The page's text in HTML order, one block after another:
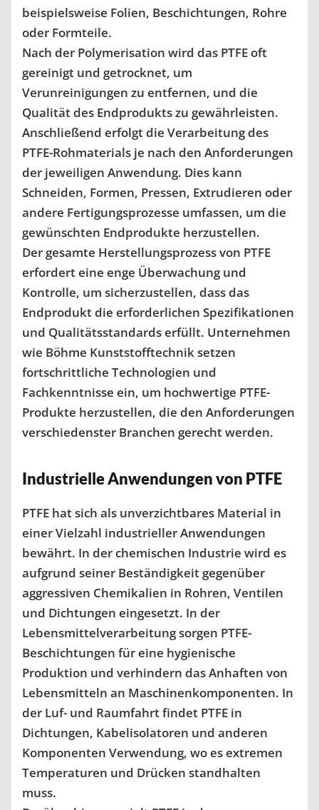
beispielsweise Folien, Beschichtungen, Rohre
oder Formteile.
Nach der Polymerisation wird das PTFE oft
gereinigt und getrocknet, um
Verunreinigungen zu entfernen, und die
Qualität des Endprodukts zu gewährleisten.
Anschließend erfolgt die Verarbeitung des
PTFE-Rohmaterials je nach den Anforderungen
der jeweiligen Anwendung. Dies kann
Schneiden, Formen, Pressen, Extrudieren oder
andere Fertigungsprozesse umfassen, um die
gewünschten Endprodukte herzustellen.
Der gesamte Herstellungsprozess von PTFE
erfordert eine enge Überwachung und
Kontrolle, um sicherzustellen, dass das
Endprodukt die erforderlichen Spezifikationen
und Qualitätsstandards erfüllt. Unternehmen
wie Böhme Kunststofftechnik setzen
fortschrittliche Technologien und
Fachkenntnisse ein, um hochwertige PTFE-
Produkte herzustellen, die den Anforderungen
verschiedenster Branchen gerecht werden.
Industrielle Anwendungen von PTFE
PTFE hat sich als unverzichtbares Material in
einer Vielzahl industrieller Anwendungen
bewährt. In der chemischen Industrie wird es
aufgrund seiner Beständigkeit gegenüber
aggressiven Chemikalien in Rohren, Ventilen
und Dichtungen eingesetzt. In der
Lebensmittelverarbeitung sorgen PTFE-
Beschichtungen für eine hygienische
Produktion und verhindern das Anhaften von
Lebensmitteln an Maschinenkomponenten. In
der Luf- und Raumfahrt findet PTFE in
Dichtungen, Kabelisolatoren und anderen
Komponenten Verwendung, wo es extremen
Temperaturen und Drücken standhalten
muss.